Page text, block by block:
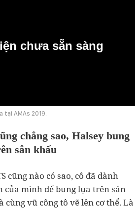
chưa sẵn sàng
tại AMAs 2019.
chẳng sao, Halsey bung
sân khấu
cũng nào có sao, cô đã dành
mình để bung lụa trên sân
vũ công tô vẽ lên cơ thể. Là